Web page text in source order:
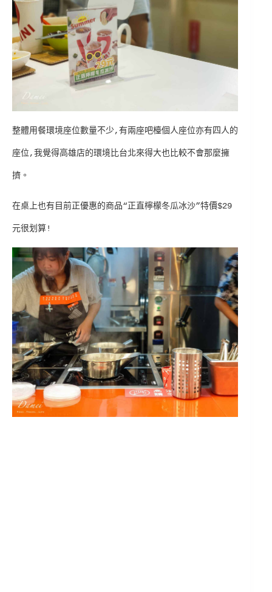
整體用餐環境座位數量不少,有兩座吧檯個人座位亦有四人的
座位,我覺得高雄店的環境比台北來得大也比較不會那麼擁
擠。
在桌上也有目前正優惠的商品“正直檸檬冬瓜冰沙”特價$29
元很划算!